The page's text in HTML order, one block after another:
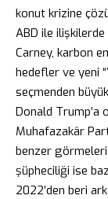
konut krizine
ABD ile
Carney, karbon
hedefler ve yeni
seçmenden
Donald Trump’a
Muhafazakâr
benzer
şüpheciliği ise
2022’den beri